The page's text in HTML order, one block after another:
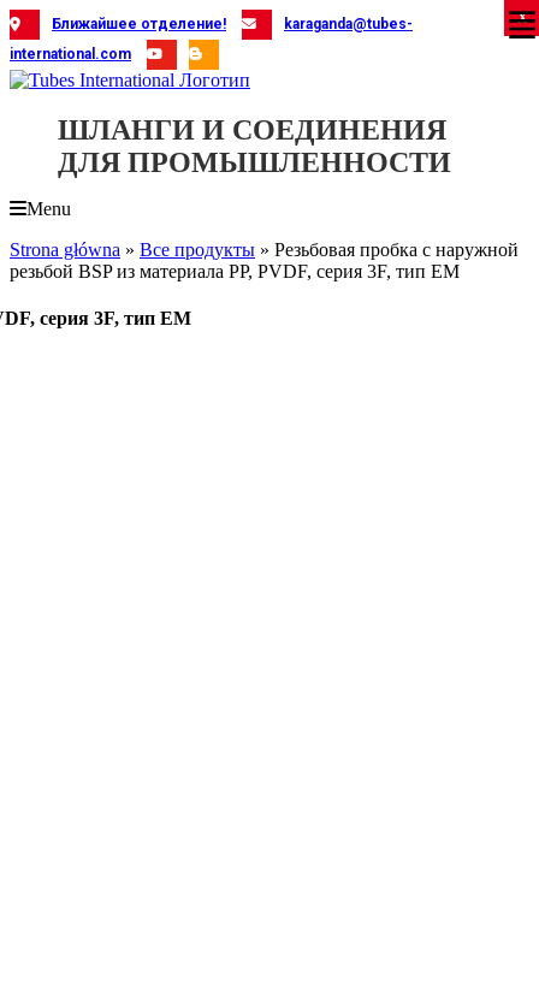
Skip
to
content
Ближайшее отделение!
karaganda@tubes-
international.com
ШЛАНГИ И СОЕДИНЕНИЯ
ДЛЯ ПРОМЫШЛЕННОСТИ
Menu
Strona główna » Все продукты » Резьбовая пробка с наружной
резьбой BSP из материала PP, PVDF, серия 3F, тип EM
серия 3F, тип EM
X
X
X
X
X
X
X
X
X
X
X
X
X
X
X
X
X
X
X